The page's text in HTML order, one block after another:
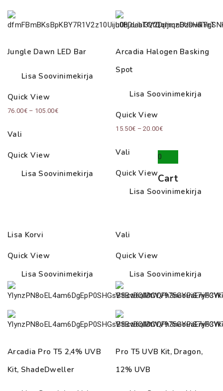
0
Cart
Jungle Dawn LED Bar
Lisa Soovinimekirja
Quick View
76.00€ – 105.00€Price
Vali
Quick View
Lisa Soovinimekirja
Arcadia Halogen Basking
Spot
Lisa Soovinimekirja
Quick View
15.50€ – 20.00€Price
20.00€
Vali
Quick View
Lisa Soovinimekirja
Lisa Korvi
Quick View
Lisa Soovinimekirja
Arcadia Pro T5 2,4% UVB
Kit, ShadeDweller
Vali
Quick View
Lisa Soovinimekirja
Pro T5 UVB Kit, Dragon,
12% UVB